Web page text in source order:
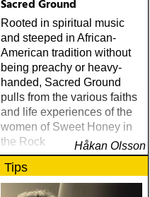
Sacred Ground
Rooted in spiritual music
and steeped in African-
American tradition without
being preachy or heavy-
handed, Sacred Ground
pulls from the various faiths
and life experiences of the
women of Sweet Honey in
the Rock
Håkan Olsson
Tips